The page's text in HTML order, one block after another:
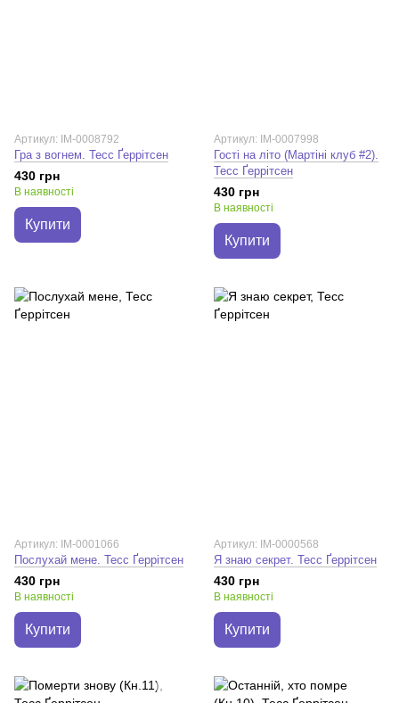
Артикул: IM-0008792
Гра з вогнем. Тесс Ґеррітсен
430 грн
В наявності
Купити
Артикул: IM-0007998
Гості на літо (Мартіні клуб #2).
Тесс Ґеррітсен
430 грн
В наявності
Купити
Артикул: IM-0001066
Послухай мене. Тесс Ґеррітсен
430 грн
В наявності
Купити
Артикул: IM-0000568
Я знаю секрет. Тесс Ґеррітсен
430 грн
В наявності
Купити